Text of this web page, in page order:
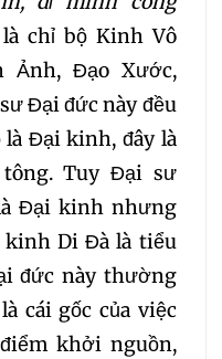
038
041
044
047
050
chỉ bộ Kinh Vô
Ảnh, Đạo Xước,
Đại đức này đều
Đại kinh, đây là
Tuy Đại sư
Đại kinh nhưng
kinh Di Đà là tiểu
đức này thường
cái gốc của việc
khởi nguồn,